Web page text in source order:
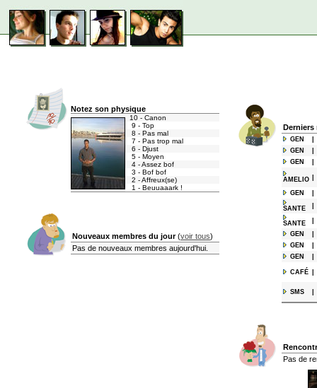
Notez son physique
10 - Canon
9 - Top
8 - Pas mal
7 - Pas trop mal
6 - Djust
5 - Moyen
4 - Assez bof
3 - Bof bof
2 - Affreux(se)
1 - Beuuaaark !
Nouveaux membres du jour(voir tous)
Pas de nouveaux membres aujourd'hui.
Derniers
GEN
GEN
GEN
AMELIO
GEN
SANTE
SANTE
GEN
GEN
GEN
CAFÉ
SMS
Pas de